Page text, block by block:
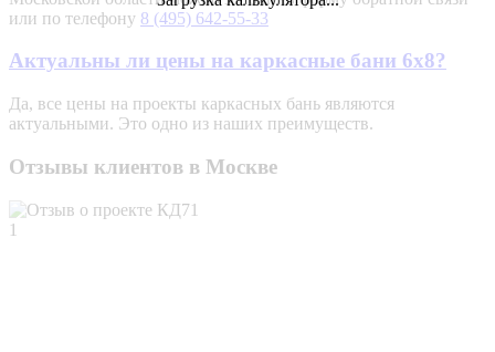
или по телефону 8 (495) 642-55-33
Актуальны ли цены на каркасные бани 6х8?
Да, все цены на проекты каркасных бань являются
актуальными. Это одно из наших преимуществ.
Отзывы клиентов в Москве
1